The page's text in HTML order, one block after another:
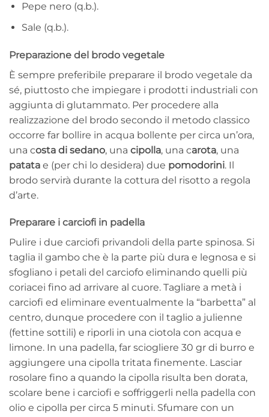
Pepe nero (q.b.).
Sale (q.b.).
Preparazione del brodo vegetale
È sempre preferibile preparare il brodo vegetale da
sé, piuttosto che impiegare i prodotti industriali con
aggiunta di glutammato. Per procedere alla
realizzazione del brodo secondo il metodo classico
occorre far bollire in acqua bollente per circa un’ora,
una costa di sedano, una cipolla, una carota, una
patata e (per chi lo desidera) due pomodorini. Il
brodo servirà durante la cottura del risotto a regola
d’arte.
Preparare i carciofi in padella
Pulire i due carciofi privandoli della parte spinosa. Si
taglia il gambo che è la parte più dura e legnosa e si
sfogliano i petali del carciofo eliminando quelli più
coriacei fino ad arrivare al cuore. Tagliare a metà i
carciofi ed eliminare eventualmente la “barbetta” al
centro, dunque procedere con il taglio a julienne
(fettine sottili) e riporli in una ciotola con acqua e
limone. In una padella, far sciogliere 30 gr di burro e
aggiungere una cipolla tritata finemente. Lasciar
rosolare fino a quando la cipolla risulta ben dorata,
scolare bene i carciofi e soffriggerli nella padella con
olio e cipolla per circa 5 minuti. Sfumare con un